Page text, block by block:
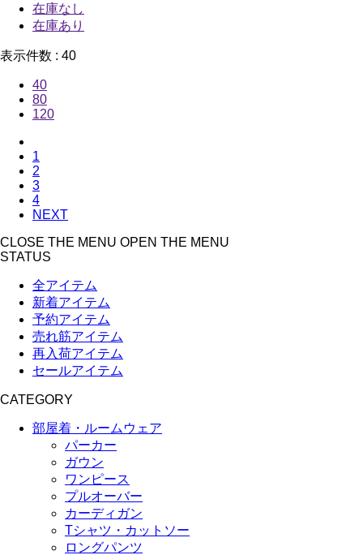
在庫なし
在庫あり
表示件数 : 40
40
80
120
1
2
3
4
NEXT
CLOSE THE MENU OPEN THE MENU
STATUS
全アイテム
新着アイテム
予約アイテム
売れ筋アイテム
再入荷アイテム
セールアイテム
CATEGORY
部屋着・ルームウェア
パーカー
ガウン
ワンピース
プルオーバー
カーディガン
Tシャツ・カットソー
ロングパンツ